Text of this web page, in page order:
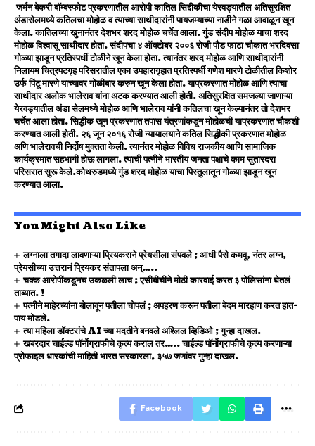
जर्मन बेकरी बॉम्बस्फोट प्रकरणातील आरोपी कातिल सिद्दीकीचा येरवड्यातील अतिसुरक्षित
अंडासेलमध्ये कतिलचा मोहोळ व त्याच्या साथीदारांनी पायजम्याच्या नाडीने गळा आवाळून खून
केला. कातिलच्या खुनानंतर देशभर शरद मोहोळ चर्चेत आला. गुंड संदीप मोहोळ याचा शरद
मोहोळ विश्वासू साथीदार होता. संदीपचा ४ ऑक्टोबर २००६ रोजी पौड फाटा चौकात भरदिवसा
गोळ्या झाडून प्रतिस्पर्धी टोळीने खून केला होता. त्यानंतर शरद मोहोळ आणि साथीदारांनी
निलायम चित्रपटगृह परिसरातील एका उपहारागृहात प्रतिस्पर्धी गणेश मारणे टोळीतील किशोर
उर्फ पिंटू मारणे याच्यावर गोळीबार करुन खून केला होता. याप्रकरणात मोहोळ आणि त्याचा
साथीदार अलोक भालेराव यांना अटक करण्यात आली होती. अतिसुरक्षित समजल्या जाणाऱ्या
येरवड्यातील अंडा सेलमध्ये माेहोळ आणि भालेराव यांनी कतिलचा खून केल्यानंतर तो देशभर
चर्चेत आला होता. सिद्धीक खून प्रकरणात तपास यंत्रणांकडून मोहोळची याप्रकरणात चौकशी
करण्यात आली होती. २६ जून २०१६ रोजी न्यायालयाने कतिल सिद्धीकी प्रकरणात मोहोळ
अणि भालेरावची निर्दोष मुक्तता केली. त्यानंतर मोहोळ विविध राजकीय आणि सामाजिक
कार्यक्रमात सहभागी होऊ लागला. त्याची पत्नीने भारतीय जनता पक्षाचे काम सुतारदरा
परिसरात सुरू केले.कोथरुडमध्ये गुंड शरद मोहोळ याचा पिस्तुलातून गोळ्या झाडून खून
करण्यात आला.
You Might Also Like
लग्नाला तगादा लावणाऱ्या प्रियकराने प्रेयसीला संपवले ; आधी पैसे कमवू, नंतर लग्न,
प्रेयसीच्या उत्तरानं प्रियकर संतापला अन्…..
चक्क आरोपींकडूनच उकळली लाच ; एसीबीचीने मोठी कारवाई करत ३ पोलिसांना घेतलं
ताब्यात. !
पत्नीने माहेरच्यांना बोलावून पतीला चोपलं ; अपहरण करून पतीला बेदम मारहाण करत हात-
पाय मोडले.
त्या महिला डॉक्टरांचे AI च्या मदतीने बनवले अश्लिल व्हिडिओ ; गुन्हा दाखल.
खबरदार चाईल्ड पॉर्नोग्राफीचे कृत्य कराल तर….. चाईल्ड पॉर्नोग्राफीचे कृत्य करणाऱ्या
प्रोफाइल धारकांची माहिती भारत सरकारला, ३५७ जणांवर गुन्हा दाखल.
Facebook